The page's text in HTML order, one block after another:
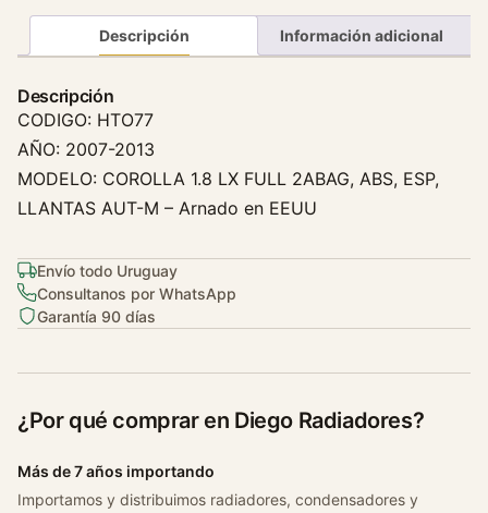
d
r
T
o
y
o
a
C
o
o
l
1
.
Descripción Información adicional
Descripción
CODIGO: HTO77
AÑO: 2007-2013
MODELO: COROLLA 1.8 LX FULL 2ABAG, ABS, ESP,
LLANTAS AUT-M – Arnado en EEUU
Envío todo Uruguay
Consultanos por WhatsApp
Garantía 90 días
¿Por qué comprar en Diego Radiadores?
Más de 7 años importando
Importamos y distribuimos radiadores, condensadores y